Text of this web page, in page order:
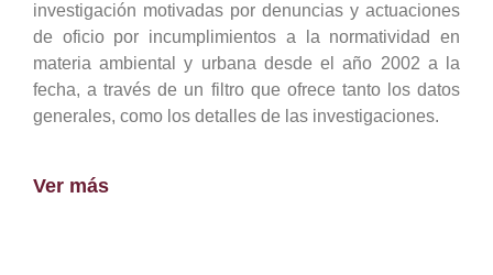
investigación motivadas por denuncias y actuaciones
de oficio por incumplimientos a la normatividad en
materia ambiental y urbana desde el año 2002 a la
fecha, a través de un filtro que ofrece tanto los datos
generales, como los detalles de las investigaciones.
Ver más